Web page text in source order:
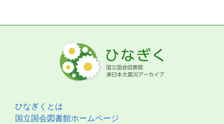
ひなぎくとは
国立国会図書館ホームページ